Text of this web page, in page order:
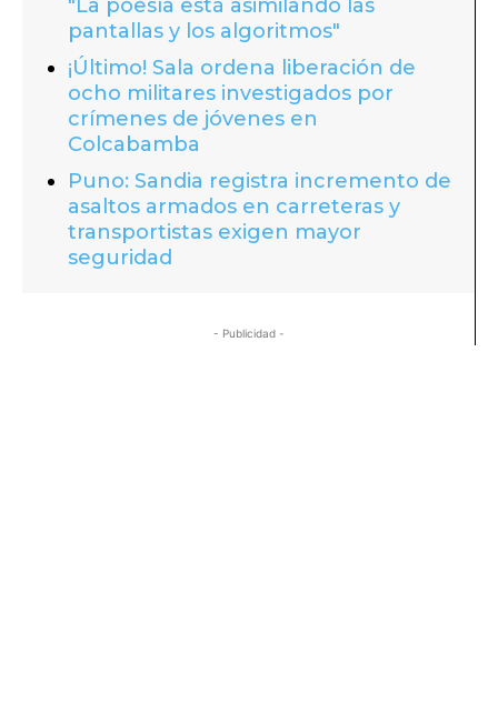
"La poesía está asimilando las
pantallas y los algoritmos"
¡Último! Sala ordena liberación de
ocho militares investigados por
crímenes de jóvenes en
Colcabamba
Puno: Sandia registra incremento de
asaltos armados en carreteras y
transportistas exigen mayor
seguridad
- Publicidad -